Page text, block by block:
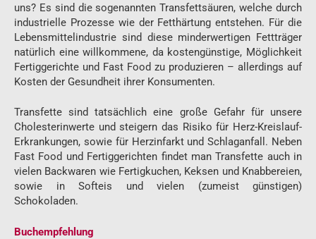
uns? Es sind die sogenannten Transfettsäuren, welche durch
industrielle Prozesse wie der Fetthärtung entstehen. Für die
Lebensmittelindustrie sind diese minderwertigen Fettträger
natürlich eine willkommene, da kostengünstige, Möglichkeit
Fertiggerichte und Fast Food zu produzieren – allerdings auf
Kosten der Gesundheit ihrer Konsumenten.
Transfette sind tatsächlich eine große Gefahr für unsere
Cholesterinwerte und steigern das Risiko für Herz-Kreislauf-
Erkrankungen, sowie für Herzinfarkt und Schlaganfall. Neben
Fast Food und Fertiggerichten findet man Transfette auch in
vielen Backwaren wie Fertigkuchen, Keksen und Knabbereien,
sowie in Softeis und vielen (zumeist günstigen)
Schokoladen.
Buchempfehlung